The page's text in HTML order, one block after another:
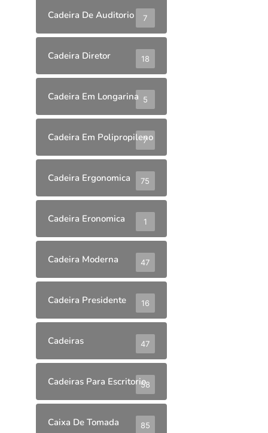
Cadeira De Auditorio 7
Cadeira Diretor 18
Cadeira Em Longarina 5
Cadeira Em Polipropileno
7
Cadeira Ergonomica 75
Cadeira Eronomica 1
Cadeira Moderna 47
Cadeira Presidente 16
Cadeiras 47
Cadeiras Para Escritorio58
Caixa De Tomada 85